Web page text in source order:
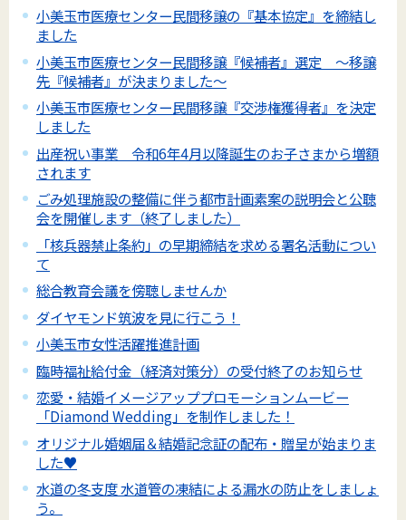
小美玉市医療センター民間移譲の『基本協定』を締結し
ました
小美玉市医療センター民間移譲『候補者』選定 ～移譲
先『候補者』が決まりました～
小美玉市医療センター民間移譲『交渉権獲得者』を決定
しました
出産祝い事業 令和6年4月以降誕生のお子さまから増額
されます
ごみ処理施設の整備に伴う都市計画素案の説明会と公聴
会を開催します（終了しました）
「核兵器禁止条約」の早期締結を求める署名活動につい
て
総合教育会議を傍聴しませんか
ダイヤモンド筑波を見に行こう！
小美玉市女性活躍推進計画
臨時福祉給付金（経済対策分）の受付終了のお知らせ
恋愛・結婚イメージアッププロモーションムービー
「Diamond Wedding」を制作しました！
オリジナル婚姻届＆結婚記念証の配布・贈呈が始まりま
した♥
水道の冬支度 水道管の凍結による漏水の防止をしましょ
う。